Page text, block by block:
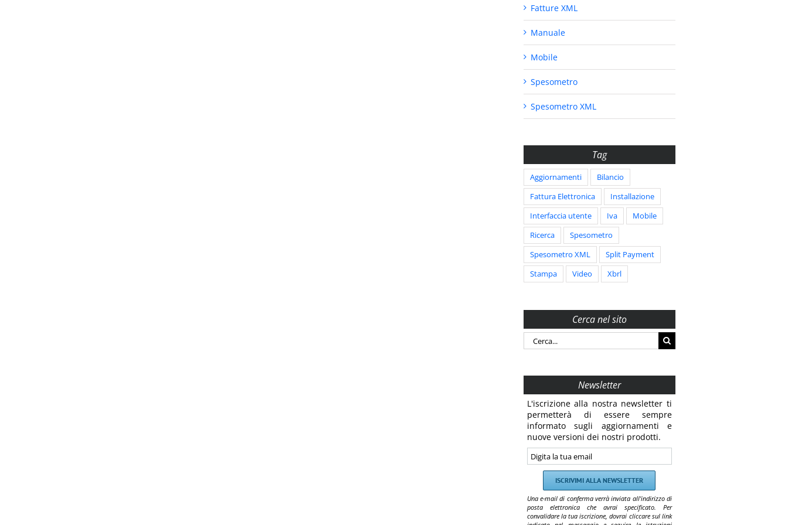
Fatture XML
Manuale
Mobile
Spesometro
Spesometro XML
Tag
Aggiornamenti
Bilancio
Fattura Elettronica
Installazione
Interfaccia utente
Iva
Mobile
Ricerca
Spesometro
Spesometro XML
Split Payment
Stampa
Video Xbrl
Cerca nel sito
Cerca
per:
Newsletter
L'iscrizione alla nostra newsletter ti
permetterà di essere sempre
informato sugli aggiornamenti e
nuove versioni dei nostri prodotti.
Una e-mail di conferma verrà inviata all'indirizzo di
posta elettronica che avrai specificato. Per
convalidare la tua iscrizione, dovrai cliccare sul link